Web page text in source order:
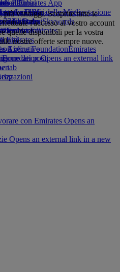
777
Emirates
Emirates
Executive
dei posti
per bambini
sostenibili
ambientale
ambientali
Airline FoundationEmirates
Opens an external link
tab
a Dubai
a Dubai
a Dubai
Rail
di calcolo delle Miglia
a Emirates Skywards
ed Emirates App
o modificare una prenotazione
modificato
su Emirates
vantaggi. Scoprite tutte le
l'accesso al vostro account
quelle disponibili per la vostra
nostre offerte sempre nuove.
con Emirates Opens an
Opens an external link in a new